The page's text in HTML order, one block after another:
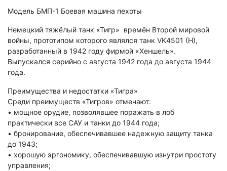
Модель БМП-1 Боевая машина пехоты
Немецкий тяжёлый танк «Тигр» времён Второй мировой
войны, прототипом которого являлся танк VK4501 (H),
разработанный в 1942 году фирмой «Хеншель».
Выпускался серийно с августа 1942 года до августа 1944
года.
Преимущества и недостатки «Тигра»
Среди преимуществ «Тигров» отмечают:
• мощное орудие, позволявшее поражать в лоб
практически все САУ и танки до 1944 года;
• бронирование, обеспечивавшее надежную защиту танка
до 1943;
• хорошую эргономику, обеспечивавшую изнутри простоту
управления;